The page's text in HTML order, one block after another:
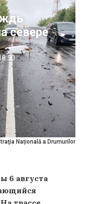
Națională a Drumurilor
севере
6 августа